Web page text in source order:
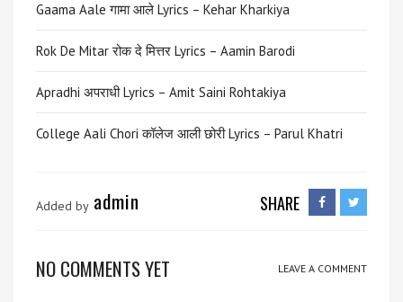
Gaama Aale गामा आले Lyrics – Kehar Kharkiya
Rok De Mitar रोक दे मित्तर Lyrics – Aamin Barodi
Apradhi अपराधी Lyrics – Amit Saini Rohtakiya
College Aali Chori कॉलेज आली छोरी Lyrics – Parul Khatri
Added by admin SHARE
NO COMMENTS YET LEAVE A COMMENT